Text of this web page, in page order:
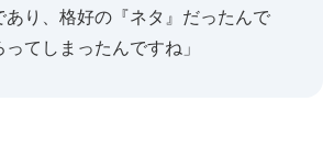
あり、格好の『ネタ』だったんで
てしまったんですね」